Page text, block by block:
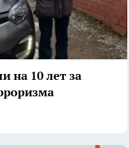
на 10 лет за